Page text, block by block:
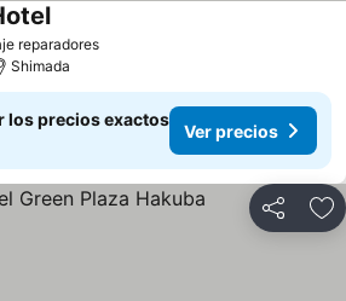
reparadoresVer precios
Ver precios
Shimada
los precios exactos
Ver precios
Compartir